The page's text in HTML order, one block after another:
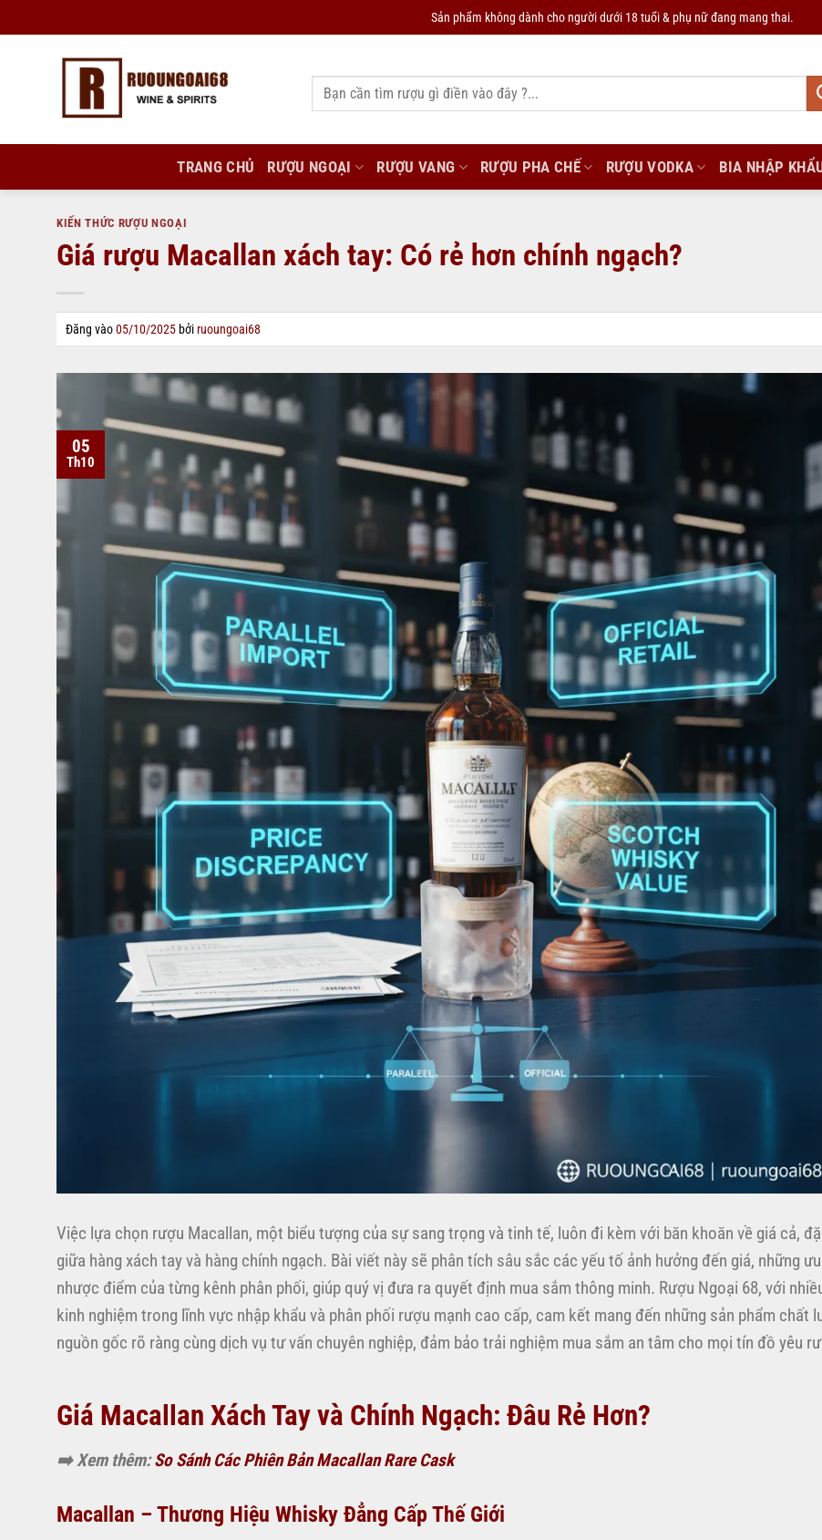
qua
Sản phẩm không dành cho người dưới 18 tuổi & phụ nữ đang mang thai.
Tìm
kiếm:
TRANG CHỦ RƯỢU NGOẠI RƯỢU VANG RƯỢU PHA CHẾ RƯỢU VODKA BIA NHẬP
KIẾN THỨC RƯỢU NGOẠI
Giá rượu Macallan xách tay: Có rẻ hơn chính ngạch?
Đăng vào05/10/2025 bởiruoungoai68
05
Th10
Việc lựa chọn rượu Macallan, một biểu tượng của sự sang trọng và tinh tế, luôn đi kèm với băn khoăn về giá cả,
giữa hàng xách tay và hàng chính ngạch. Bài viết này sẽ phân tích sâu sắc các yếu tố ảnh hưởng đến giá, những
nhược điểm của từng kênh phân phối, giúp quý vị đưa ra quyết định mua sắm thông minh. Rượu Ngoại 68, với
kinh nghiệm trong lĩnh vực nhập khẩu và phân phối rượu mạnh cao cấp, cam kết mang đến những sản phẩm chất
nguồn gốc rõ ràng cùng dịch vụ tư vấn chuyên nghiệp, đảm bảo trải nghiệm mua sắm an tâm cho mọi tín đồ yêu
Giá Macallan Xách Tay và Chính Ngạch: Đâu Rẻ Hơn?
➡️ Xem thêm:So Sánh Các Phiên Bản Macallan Rare Cask
Macallan – Thương Hiệu Whisky Đẳng Cấp Thế Giới